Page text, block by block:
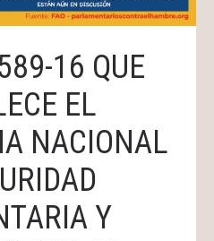
16 QUE
EL
NACIONAL
Y